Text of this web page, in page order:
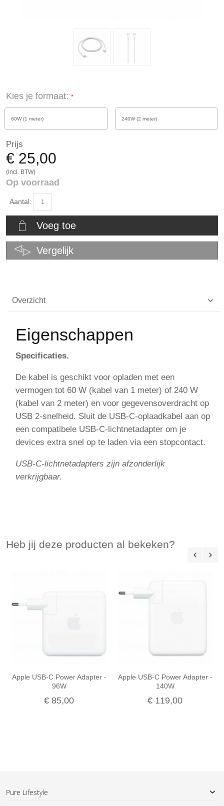
Kies je formaat:
60W (1 meter) 240W (2 meter)
Prijs
€ 25,00
(Incl. BTW)
Op voorraad
Aantal:
Voeg toe
Vergelijk
Overzicht
Eigenschappen
Specificaties.
De kabel is geschikt voor opladen met een
vermogen tot 60 W (kabel van 1 meter) of 240 W
(kabel van 2 meter) en voor gegevensoverdracht op
USB 2-snelheid. Sluit de USB‑C-oplaadkabel aan op
een compatibele USB‑C-lichtnetadapter om je
devices extra snel op te laden via een stopcontact.
USB‑C-lichtnetadapters zijn afzonderlijk
verkrijgbaar.
Heb jij deze producten al bekeken?
Apple USB-C Power Adapter -
96W
€ 85,00
Apple USB-C Power Adapter -
140W
€ 119,00
Pure Lifestyle